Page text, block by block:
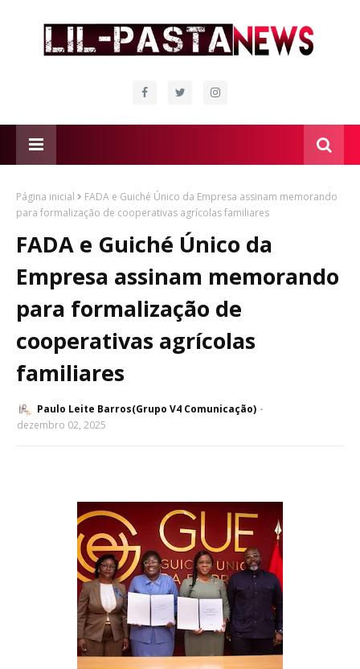
Página inicial
FADA e Guiché Único da Empresa assinam memorando
para formalização de cooperativas agrícolas familiares
FADA e Guiché Único da
Empresa assinam memorando
para formalização de
cooperativas agrícolas
familiares
Paulo Leite Barros(Grupo V4 Comunicação)
dezembro 02, 2025